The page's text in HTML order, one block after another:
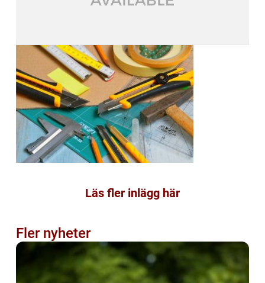
Läs fler inlägg här
Fler nyheter